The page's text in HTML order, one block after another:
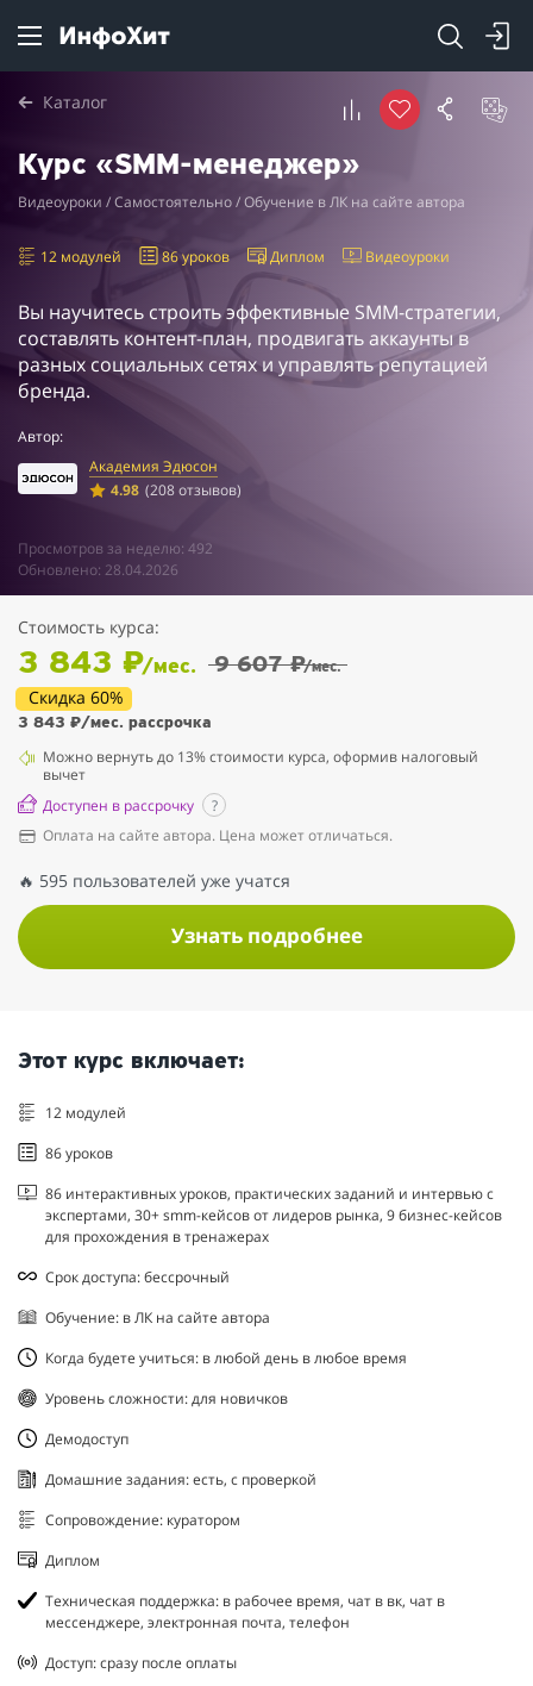
Каталог
Курс «SMM-менеджер»
Видеоуроки / Самостоятельно / Обучение в ЛК на сайте автора
12 модулей 86 уроков Диплом Видеоуроки
Вы научитесь строить эффективные SMM-стратегии,
составлять контент-план, продвигать аккаунты в
разных социальных сетях и управлять репутацией
бренда.
Автор:
Академия Эдюсон
4.98 (208 отзывов)
Просмотров за неделю: 492
Обновлено: 28.04.2026
Стоимость курса:
3 843 ₽/мес. 9 607 ₽/мес.
Скидка 60%
3 843 ₽/мес. рассрочка
Можно вернуть до 13% стоимости курса, оформив налоговый
вычет
Доступен в рассрочку
?
Оплата на сайте автора. Цена может отличаться.
🔥 595 пользователей уже учатся
Узнать подробнее
Этот курс включает:
12 модулей
86 уроков
86 интерактивных уроков, практических заданий и интервью с
экспертами, 30+ smm-кейсов от лидеров рынка, 9 бизнес-кейсов
для прохождения в тренажерах
Срок доступа: бессрочный
Обучение: в ЛК на сайте автора
Когда будете учиться: в любой день в любое время
Уровень сложности: для новичков
Демодоступ
Домашние задания: есть, с проверкой
Сопровождение: куратором
Диплом
Техническая поддержка: в рабочее время, чат в вк, чат в
мессенджере, электронная почта, телефон
Доступ: сразу после оплаты